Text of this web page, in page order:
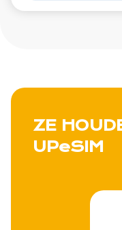
ZE
UPeSIM